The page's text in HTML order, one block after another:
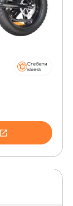
Стебети
каина